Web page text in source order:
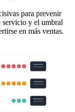
para prevenir
servicio y el umbral
en más ventas.